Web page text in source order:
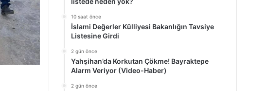
10 saat önce
İslami Değerler Külliyesi Bakanlığın Tavsiye
Listesine Girdi
2 gün önce
Yahşihan’da Korkutan Çökme! Bayraktepe
Alarm Veriyor (Video-Haber)
2 gün önce